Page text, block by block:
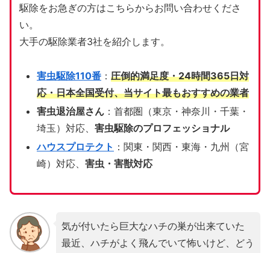
駆除をお急ぎの方はこちらからお問い合わせくださ
い。
大手の駆除業者3社を紹介します。
害虫駆除110番： 圧倒的満足度・24時間365日対
応・日本全国受付、当サイト最もおすすめの業者
害虫退治屋さん：首都圏（東京・神奈川・千葉・
埼玉）対応、 害虫駆除のプロフェッショナル
ハウスプロテクト ：関東・関西・東海・九州（宮
崎）対応、 害虫・害獣対応
気が付いたら巨大なハチの巣が出来ていた
最近、ハチがよく飛んでいて怖いけど、どう